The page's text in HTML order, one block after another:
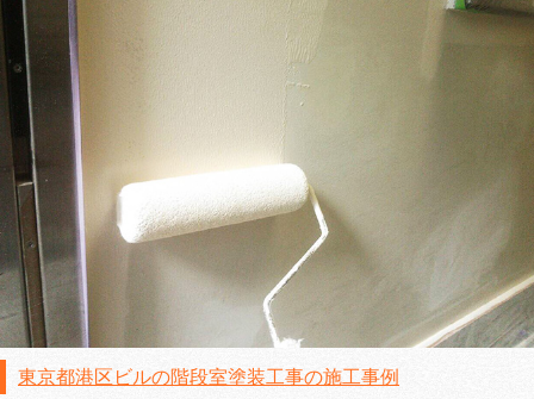
東京都港区ビルの階段室塗装工事の施工事例